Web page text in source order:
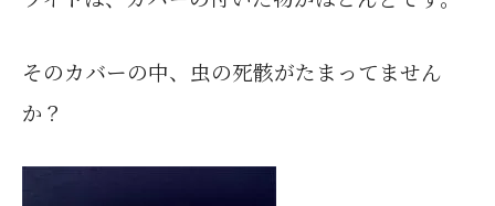
そのカバーの中、虫の死骸がたまってません
か？